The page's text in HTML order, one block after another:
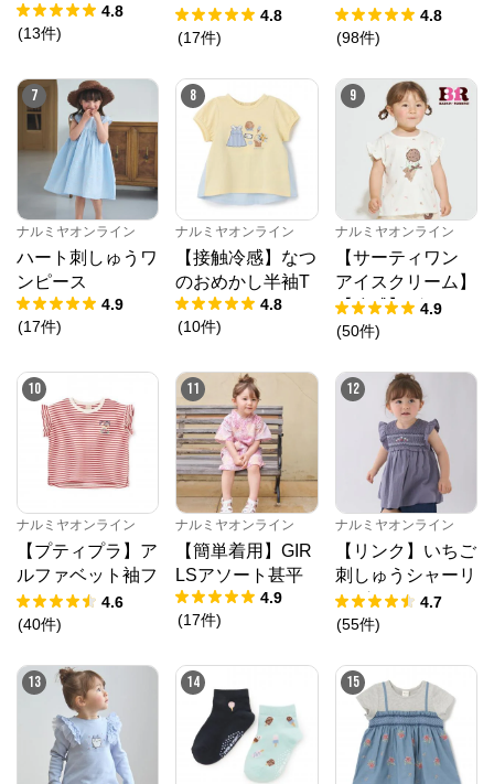
4.8
(13件)
ンフラワーキャッ
トワンピース
4.8
(17件)
ニック
4.8
(98件)
7
ナルミヤオンライン
ハート刺しゅうワ
ンピース
4.9
(17件)
8
ナルミヤオンライン
【接触冷感】なつ
のおめかし半袖T
4.8
(10件)
9
ナルミヤオンライン
【サーティワン
アイスクリーム】
【冷感】グラフィ
ック半袖Tシャツ
4.9
(50件)
10
ナルミヤオンライン
【プティプラ】ア
ルファベット袖フ
リルTシャツ
4.6
(40件)
11
ナルミヤオンライン
【簡単着用】GIR
LSアソート甚平
4.9
(17件)
12
ナルミヤオンライン
【リンク】いちご
刺しゅうシャーリ
ングチュニック
4.7
(55件)
13 14 15